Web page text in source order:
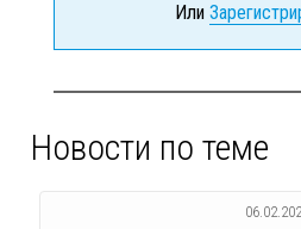
Или
Новости по теме